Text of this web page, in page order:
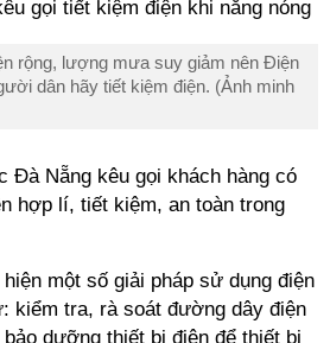
rộng, lượng mưa suy giảm nên Điện
dân hãy tiết kiệm điện. (Ảnh minh
Đà Nẵng kêu gọi khách hàng có
hợp lí, tiết kiệm, an toàn trong
một số giải pháp sử dụng điện
kiểm tra, rà soát đường dây điện
dưỡng thiết bị điện để thiết bị